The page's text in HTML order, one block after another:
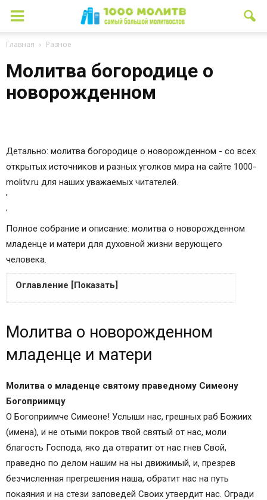
Главная Разное
Молитва богородице о
новорожденном
Детально: молитва богородице о новорожденном - со всех
открытых источников и разных уголков мира на сайте 1000-
molitv.ru для наших уважаемых читателей.
'
'
Полное собрание и описание: молитва о новорожденном
младенце и матери для духовной жизни верующего
человека.
Оглавление [Показать]
Молитва для новорожденного ребенка
Молитвы за младенца: комментарии
Как защитить новорожденного ребеночка?!
Новости мамочек
Необыкновенно сильная молитва о здоровье
исцелит вашего ребенка
На всякую напасть найдете спасение в молитве
Детское здоровье – Божье благословение
Какие иконы держат у кровати больного
Молитва о новорожденном
младенце и матери
Молитва о младенце святому праведному Симеону
Богоприимцу
О Богоприимче Симеоне! Услыши нас, грешных раб Божиих
(имена), и не отыми покров твой святый от нас, моли
благость Господа, яко да отвратит от нас гнев Свой,
праведно по делом нашим на ны движимый, и, презрев
безчисленная прегрешения наша, обратит нас на путь
покаяния и на стези заповедей Своих утвердит нас. Огради